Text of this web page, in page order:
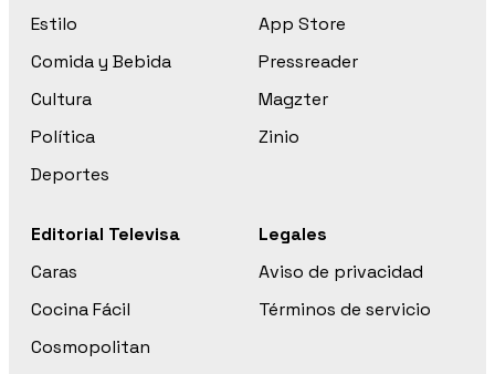
Estilo
Comida y Bebida
Cultura
Política
Deportes
App Store
Pressreader
Magzter
Zinio
Editorial Televisa
Caras
Cocina Fácil
Cosmopolitan
Legales
Aviso de privacidad
Términos de servicio